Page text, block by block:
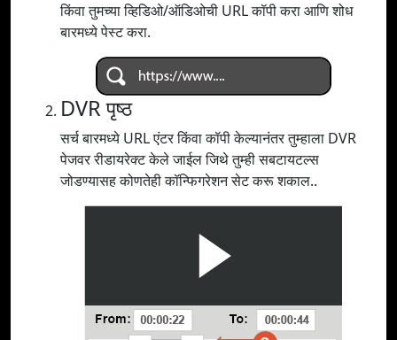
किंवा तुमच्या व्हिडिओ/ऑडिओची URL कॉपी करा आणि शोध
बारमध्ये पेस्ट करा.
DVR पृष्ठ
सर्च बारमध्ये URL एंटर किंवा कॉपी केल्यानंतर तुम्हाला DVR
पेजवर रीडायरेक्ट केले जाईल जिथे तुम्ही सबटायटल्स
जोडण्यासह कोणतेही कॉन्फिगरेशन सेट करू शकाल..